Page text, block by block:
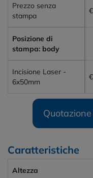
Prezzo senza
stampa
Posizione di
stampa: body
Incisione Laser -
6x50mm
Caratteristiche
Altezza